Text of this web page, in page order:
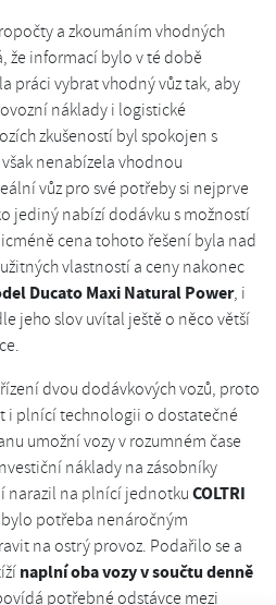
a zkoumáním vhodných
že informací bylo v té době
práci vybrat vhodný vůz tak, aby
náklady i logistické
zkušeností byl spokojen s
však nenabízela vhodnou
vůz pro své potřeby si nejprve
jediný nabízí dodávku s možností
cena tohoto řešení byla nad
vlastností a ceny nakonec
Ducato Maxi Natural Power, i
jeho slov uvítal ještě o něco větší
dvou dodávkových vozů, proto
i plnící technologii o dostatečné
umožní vozy v rozumném čase
náklady na zásobníky
narazil na plnící jednotku COLTRI
potřeba nenáročným
na ostrý provoz. Podařilo se a
naplní oba vozy v součtu denně
potřebné odstávce mezi